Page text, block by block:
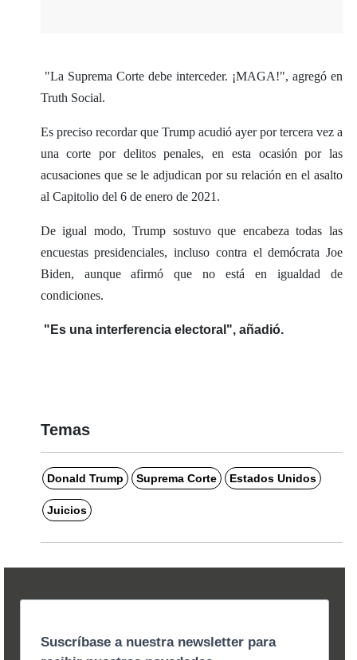
"La Suprema Corte debe interceder. ¡MAGA!", agregó en
Truth Social.
Es preciso recordar que Trump acudió ayer por tercera vez a
una corte por delitos penales, en esta ocasión por las
acusaciones que se le adjudican por su relación en el asalto
al Capitolio del 6 de enero de 2021.
De igual modo, Trump sostuvo que encabeza todas las
encuestas presidenciales, incluso contra el demócrata Joe
Biden, aunque afirmó que no está en igualdad de
condiciones.
"Es una interferencia electoral", añadió.
Temas
Donald Trump Suprema Corte Estados Unidos
Juicios